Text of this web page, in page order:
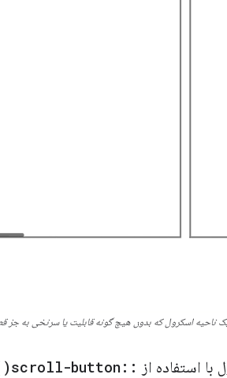
ناحیه اسکرول که بدون هیچ گونه قابلیت یا سرنخی به جز
استفاده از ::
scroll-button(